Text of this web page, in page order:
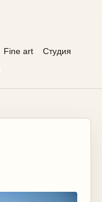
Fine art
Студия